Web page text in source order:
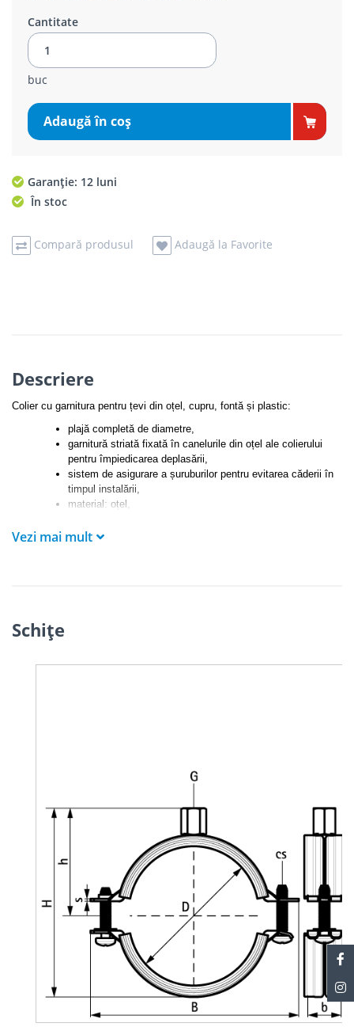
Cantitate
buc
Adaugă în coş
Garanție: 12 luni
În stoc
Compară produsul Adaugă la Favorite
Descriere
Colier cu garnitura pentru țevi din oțel, cupru, fontă și plastic:
plajă completă de diametre,
garnitură striată fixată în canelurile din oțel ale colierului
pentru împiedicarea deplasării,
sistem de asigurare a șuruburilor pentru evitarea căderii în
timpul instalării,
material: oțel,
rezistență la temperatură de la -30 °C la +120 °C,
Vezi mai mult
Schiţe